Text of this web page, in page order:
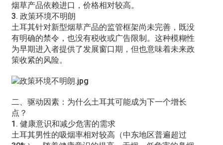
烟草产品依赖进口，价格相对较高。
3. 政策环境不明朗
土耳其针对新型烟草产品的监管框架尚未完善，既没
有明确的禁令，也没有税收或广告限制。这种模糊性
为早期进入者提供了发展窗口期，但也意味着未来政
策收紧的风险。
二、驱动因素：为什么土耳其可能成为下一个增长
点？
1. 健康意识和减少危害的需求
土耳其男性的吸烟率相对较高（中东地区普遍超过